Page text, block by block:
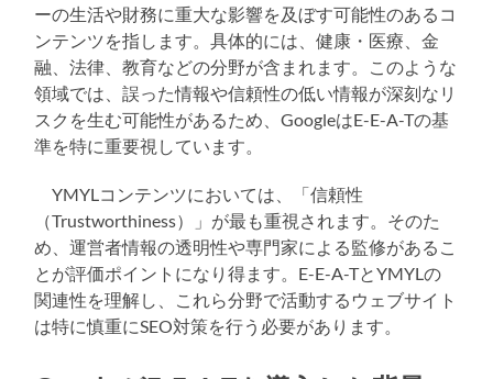
ーの生活や財務に重大な影響を及ぼす可能性のあるコ
ンテンツを指します。具体的には、健康・医療、金
融、法律、教育などの分野が含まれます。このような
領域では、誤った情報や信頼性の低い情報が深刻なリ
スクを生む可能性があるため、GoogleはE-E-A-Tの基
準を特に重要視しています。
YMYLコンテンツにおいては、「信頼性
（Trustworthiness）」が最も重視されます。そのた
め、運営者情報の透明性や専門家による監修があるこ
とが評価ポイントになり得ます。E-E-A-TとYMYLの
関連性を理解し、これら分野で活動するウェブサイト
は特に慎重にSEO対策を行う必要があります。